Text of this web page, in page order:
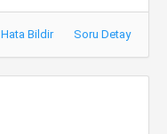
Hata Bildir Soru Detay